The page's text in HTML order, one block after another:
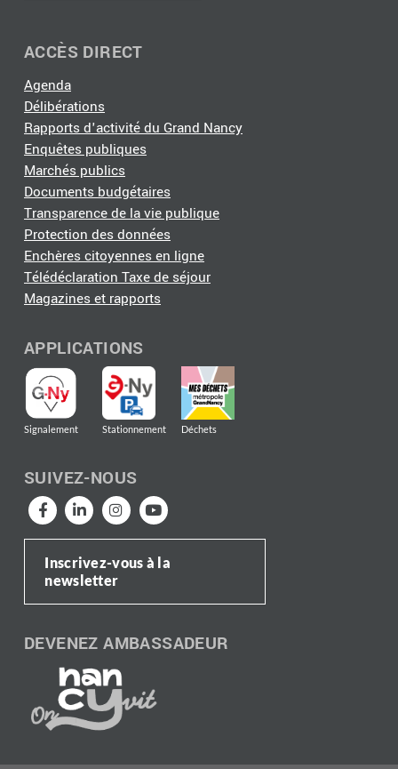
ACCÈS DIRECT
Agenda
Délibérations
Rapports d'activité du Grand Nancy
Enquêtes publiques
Marchés publics
Documents budgétaires
Transparence de la vie publique
Protection des données
Enchères citoyennes en ligne
Télédéclaration Taxe de séjour
Magazines et rapports
APPLICATIONS
Signalement Stationnement Déchets
SUIVEZ-NOUS
Inscrivez-vous à la
newsletter
DEVENEZ AMBASSADEUR